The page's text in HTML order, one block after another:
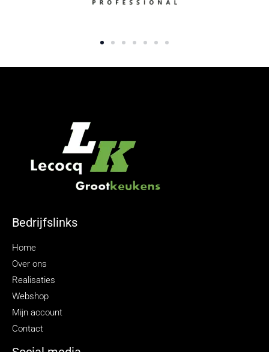
Bedrijfslinks
Home
Over ons
Realisaties
Webshop
Mijn account
Contact